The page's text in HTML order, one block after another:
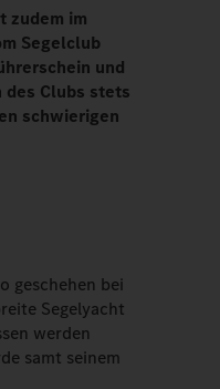
zudem im
Segelclub
und
Clubs stets
schwierigen
geschehen bei
Segelyacht
werden
samt seinem